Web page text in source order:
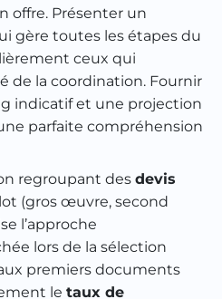
offre. Présenter un
gère toutes les étapes du
ceux qui
de la coordination. Fournir
indicatif et une projection
parfaite compréhension
regroupant des devis
(gros œuvre, second
l’approche
lors de la sélection
premiers documents
le taux de